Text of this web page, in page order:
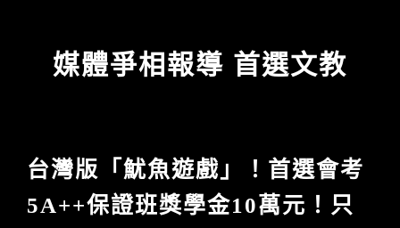
媒體爭相報導 首選文教
台灣版「魷魚遊戲」！首選會考
5A++保證班獎學金10萬元！只